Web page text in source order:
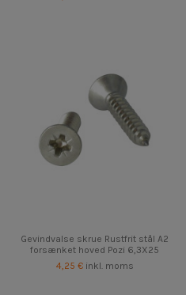
Gevindvalse skrue Rustfrit stål A2
forsænket hoved Pozi 6,3X25
4,25 € inkl. moms